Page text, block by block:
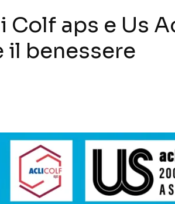
Colf aps e Us
il benessere